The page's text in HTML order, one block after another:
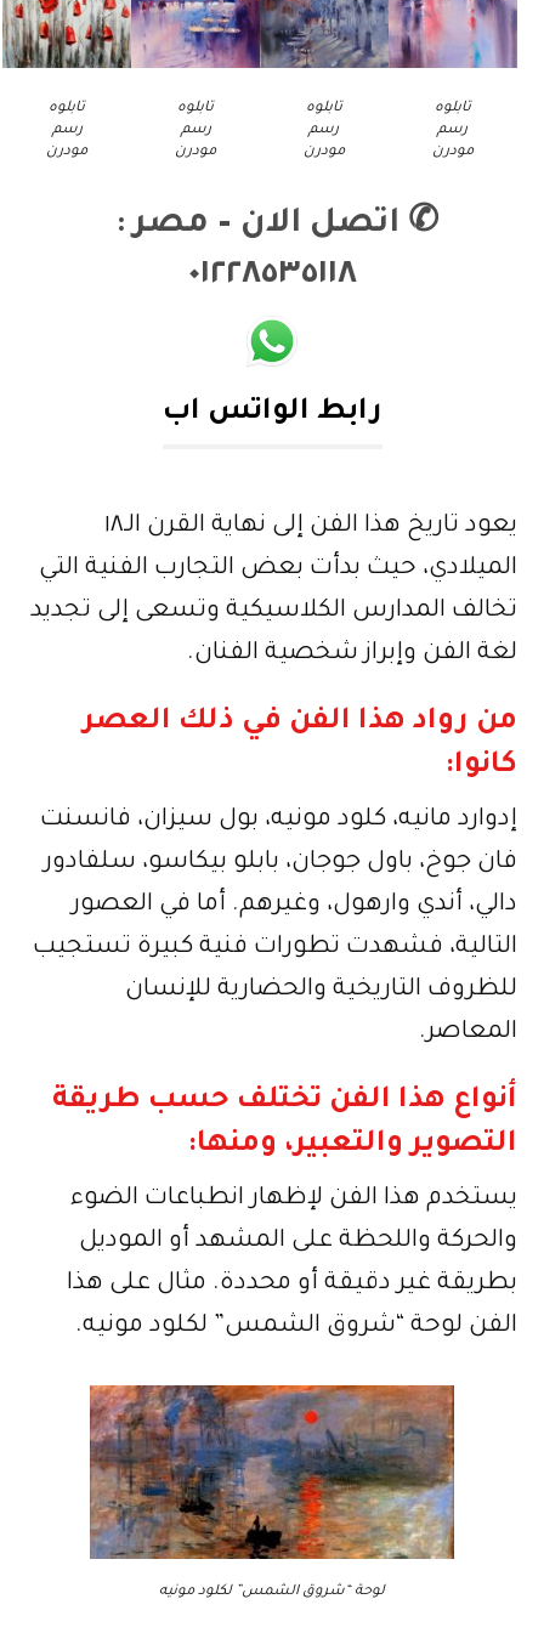
تابلوه
رسم
مودرن
تابلوه
رسم
مودرن
تابلوه
رسم
مودرن
تابلوه
رسم
مودرن
✆ اتصل الان – مصر :
٠١٢٢٨٥٣٥١١٨
رابط الواتس اب
يعود تاريخ هذا الفن إلى نهاية القرن الـ١٨
الميلادي، حيث بدأت بعض التجارب الفنية التي
تخالف المدارس الكلاسيكية وتسعى إلى تجديد
لغة الفن وإبراز شخصية الفنان.
من رواد هذا الفن في ذلك العصر
كانوا:
إدوارد مانيه، كلود مونيه، بول سيزان، فانسنت
فان جوخ، باول جوجان، بابلو بيكاسو، سلفادور
دالي، أندي وارهول، وغيرهم. أما في العصور
التالية، فشهدت تطورات فنية كبيرة تستجيب
للظروف التاريخية والحضارية للإنسان
المعاصر.
أنواع هذا الفن تختلف حسب طريقة
التصوير والتعبير، ومنها:
يستخدم هذا الفن لإظهار انطباعات الضوء
والحركة واللحظة على المشهد أو الموديل
بطريقة غير دقيقة أو محددة. مثال على هذا
الفن لوحة “شروق الشمس” لكلود مونيه.
لوحة “شروق الشمس” لكلود مونيه